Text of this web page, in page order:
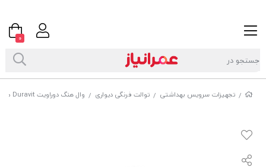
/ تجهیزات سرویس بهداشتی / توالت فرنگی دیواری / وال هنگ دوراویت Duravit مدل HAPPY D.2
0